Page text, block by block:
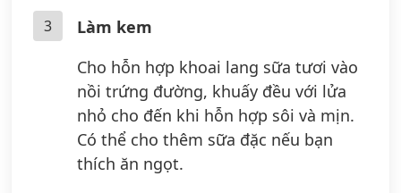
3
Làm kem
Cho hỗn hợp khoai lang sữa tươi vào
nồi trứng đường, khuấy đều với lửa
nhỏ cho đến khi hỗn hợp sôi và mịn.
Có thể cho thêm sữa đặc nếu bạn
thích ăn ngọt.